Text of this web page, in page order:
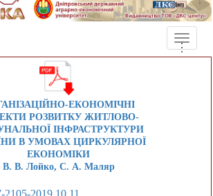
Toggle
...
ЕКОНОМІЧНІ
РОЗВИТКУ ЖИТЛОВО-
ІНФРАСТРУКТУРИ
В УМОВАХ ЦИРКУЛЯРНОЇ
ЕКОНОМІКИ
В. В. Лойко, С. А. Маляр
2105-2019.10.11